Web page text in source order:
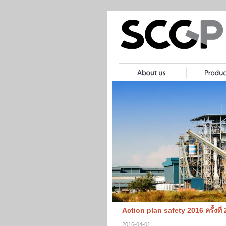
Action plan safety 2016 ครั้งที่
2016-04-01